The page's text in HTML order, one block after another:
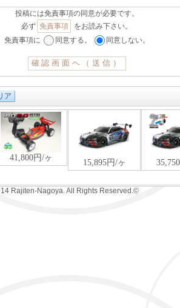
投稿には免責事項の同意が必要です。
必ず 免責事項
をお読み下さい。
免責事項に
同意する。 同意しない。
ア
Rajiten-Nagoya. All Rights Reserved.©